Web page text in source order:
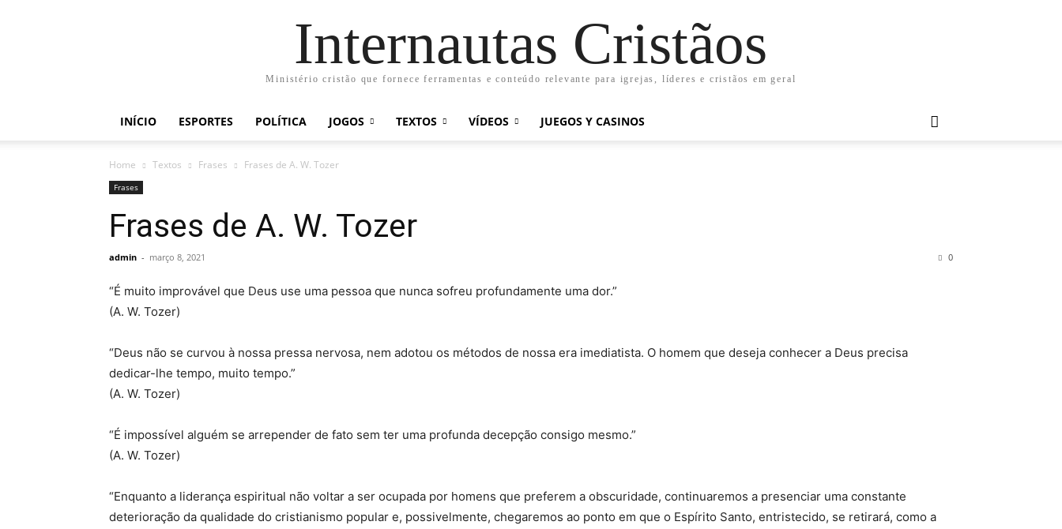
Internautas Cristãos
Ministério cristão que fornece ferramentas e conteúdo relevante para igrejas, líderes e cristãos em geral
INÍCIO ESPORTES POLÍTICA JOGOS TEXTOS VÍDEOS JUEGOS Y CASINOS
Home Textos Frases Frases de A. W. Tozer
Frases
Frases de A. W. Tozer
admin - março 8, 2021 0
“É muito improvável que Deus use uma pessoa que nunca sofreu profundamente uma dor.”
(A. W. Tozer)
“Deus não se curvou à nossa pressa nervosa, nem adotou os métodos de nossa era imediatista. O homem que deseja conhecer a Deus precisa
dedicar-lhe tempo, muito tempo.”
(A. W. Tozer)
“É impossível alguém se arrepender de fato sem ter uma profunda decepção consigo mesmo.”
(A. W. Tozer)
“Enquanto a liderança espiritual não voltar a ser ocupada por homens que preferem a obscuridade, continuaremos a presenciar uma constante
deterioração da qualidade do cristianismo popular e, possivelmente, chegaremos ao ponto em que o Espírito Santo, entristecido, se retirará, como a